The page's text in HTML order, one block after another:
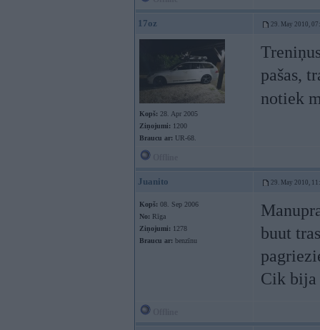
17oz 29. May 2010,
Kopš: 28. Apr 2005
Ziņojumi: 1200
Braucu ar: UR-68.
pašas,
notiek
Juanito 29. May 2010,
Kopš: 08. Sep 2006
No: Rīga
Ziņojumi: 1278
Braucu ar: benzīnu
buut
Cik bija